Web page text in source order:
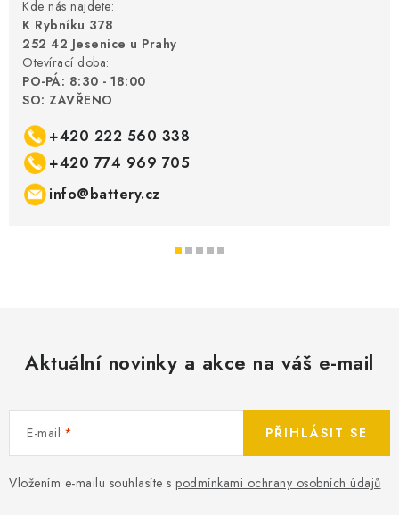
Kde nás najdete:
K Rybníku 378
252 42 Jesenice u Prahy
Otevírací doba:
PO-PÁ: 8:30 - 18:00
SO: ZAVŘENO
+420 222 560 338
+420 774 969 705
info@battery.cz
Aktuální novinky a akce na váš e-mail
E-mail
Vložením e-mailu souhlasíte s podmínkami ochrany osobních údajů
PŘIHLÁSIT SE